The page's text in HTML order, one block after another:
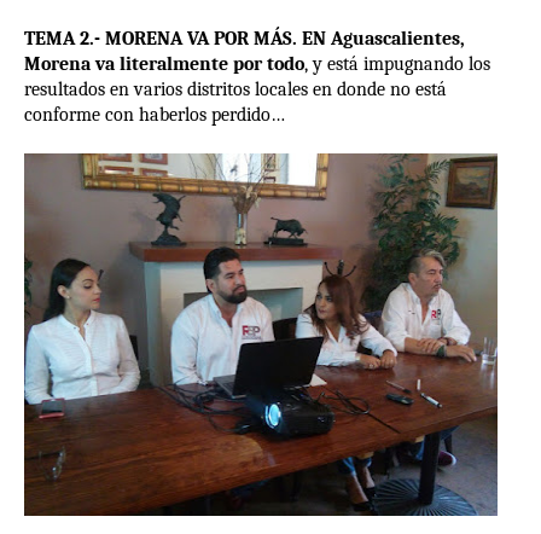
TEMA 2.- MORENA VA POR MÁS. EN Aguascalientes,
Morena va literalmente por todo, y está impugnando los
resultados en varios distritos locales en donde no está
conforme con haberlos perdido…